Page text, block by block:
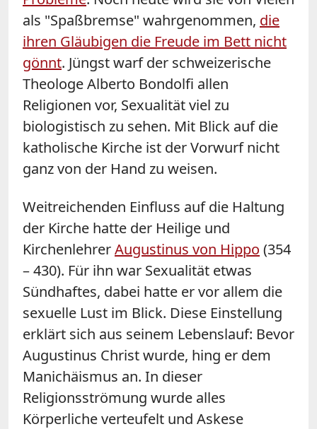
als "Spaßbremse" wahrgenommen, die
ihren Gläubigen die Freude im Bett nicht
gönnt. Jüngst warf der schweizerische
Theologe Alberto Bondolfi allen
Religionen vor, Sexualität viel zu
biologistisch zu sehen. Mit Blick auf die
katholische Kirche ist der Vorwurf nicht
ganz von der Hand zu weisen.
Weitreichenden Einfluss auf die Haltung
der Kirche hatte der Heilige und
KirchenlehrerAugustinus von Hippo (354
– 430). Für ihn war Sexualität etwas
Sündhaftes, dabei hatte er vor allem die
sexuelle Lust im Blick. Diese Einstellung
erklärt sich aus seinem Lebenslauf: Bevor
Augustinus Christ wurde, hing er dem
Manichäismus an. In dieser
Religionsströmung wurde alles
Körperliche verteufelt und Askese